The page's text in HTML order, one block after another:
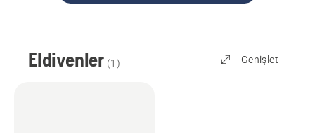
Eldivenler (1 ) Genişlet